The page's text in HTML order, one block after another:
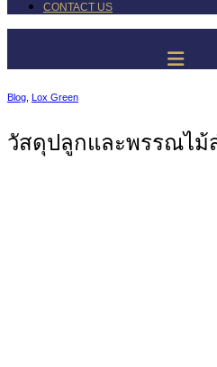
CONTACT US
Blog Lox Green
วัสดุปลูกและพรรณไม้